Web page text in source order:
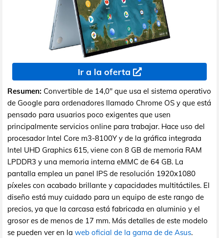
Ir a la oferta
Resumen: Convertible de 14,0" que usa el sistema operativo
de Google para ordenadores llamado Chrome OS y que está
pensado para usuarios poco exigentes que usen
principalmente servicios online para trabajar. Hace uso del
procesador Intel Core m3-8100Y y de la gráfica integrada
Intel UHD Graphics 615, viene con 8 GB de memoria RAM
LPDDR3 y una memoria interna eMMC de 64 GB. La
pantalla emplea un panel IPS de resolución 1920x1080
píxeles con acabado brillante y capacidades multitáctiles. El
diseño está muy cuidado para un equipo de este rango de
precios, ya que la carcasa está fabricada en aluminio y el
grosor es de menos de 17 mm. Más detalles de este modelo
se pueden ver en la web oficial de la gama de de Asus.